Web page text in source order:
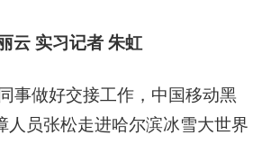
云 实习记者 朱虹
事做好交接工作，中国移动黑
人员张松走进哈尔滨冰雪大世界